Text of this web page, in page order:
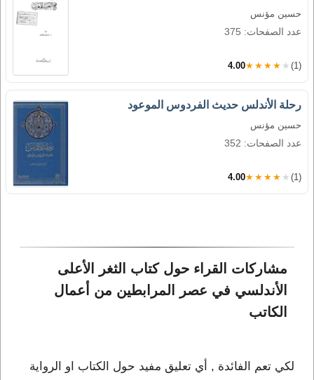
حسين مؤنس
عدد الصفحات: 375
4.00★★★★★ (1)
رحلة الأندلس حديث الفردوس الموعود
حسين مؤنس
عدد الصفحات: 352
4.00★★★★★ (1)
مشاركات القراء حول كتاب الثغر الأعلى
الأندلسي في عصر المرابطين من أعمال
الكاتب
لكي تعم الفائدة , أي تعليق مفيد حول الكتاب او الرواية